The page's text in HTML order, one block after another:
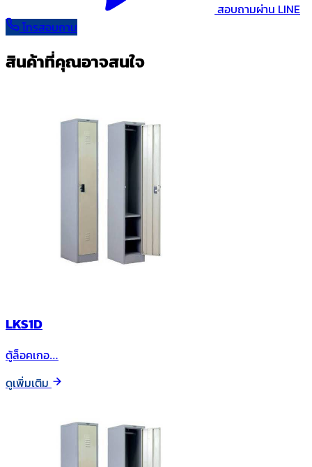
สอบถามผ่าน LINE
โทรสอบถาม
สินค้าที่คุณอาจสนใจ
LKS1D
ตู้ล็อคเกอ…
ดูเพิ่มเติม